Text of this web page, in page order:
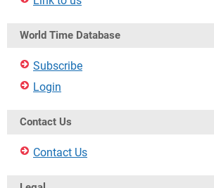
World Time Database
Subscribe
Login
Contact Us
Contact Us